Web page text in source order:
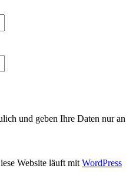
und geben Ihre Daten nur
Website läuft mit WordPress